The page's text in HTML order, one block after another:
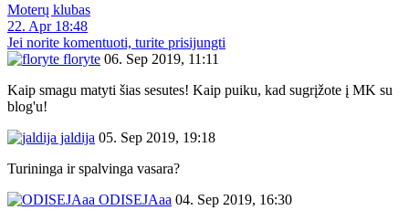
Moterų klubas
22. Apr 18:48
Jei norite komentuoti, turite prisijungti
floryte 06. Sep 2019, 11:11
Kaip smagu matyti šias sesutes! Kaip puiku, kad sugrįžote į MK su
blog'u!
jaldija 05. Sep 2019, 19:18
Turininga ir spalvinga vasara?
ODISEJAaa 04. Sep 2019, 16:30